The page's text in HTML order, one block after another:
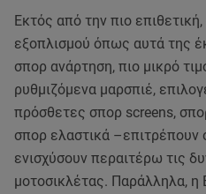
Εκτός από την πιο
εξοπλισμού όπως αυτά της
σπορ ανάρτηση, πιο μικρό
ρυθμιζόμενα μαρσπιέ,
πρόσθετες σπορ screens,
σπορ ελαστικά –επιτρέπουν
ενισχύσουν περαιτέρω τις
μοτοσικλέτας. Παράλληλα, η